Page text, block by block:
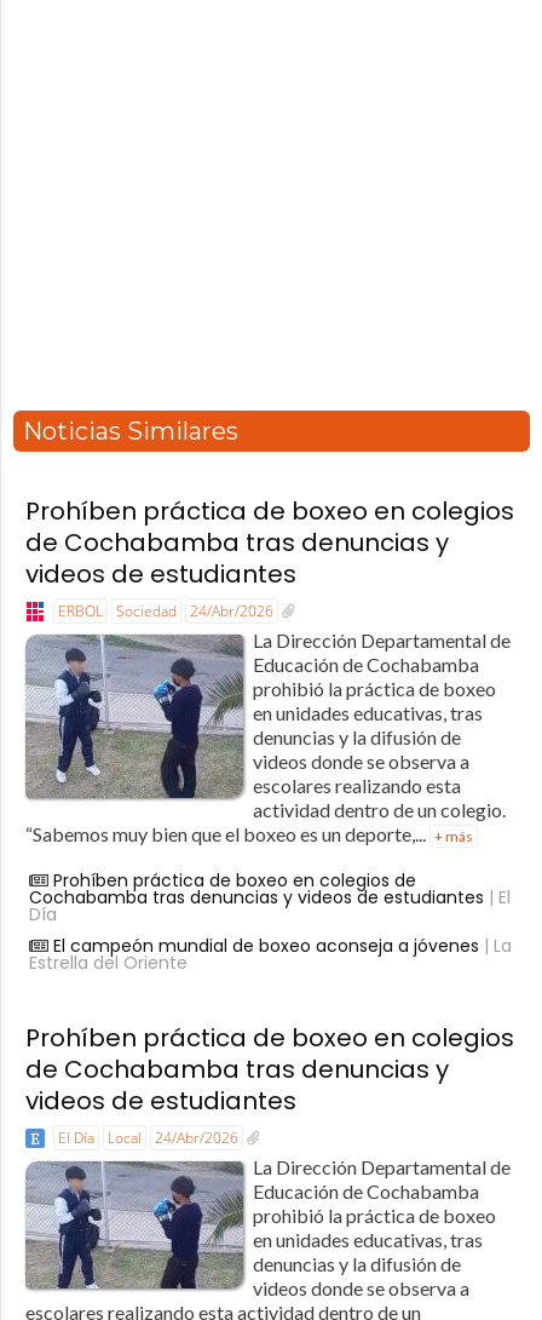
Noticias Similares
Prohíben práctica de boxeo en colegios
de Cochabamba tras denuncias y
videos de estudiantes
ERBOL Sociedad 24/Abr/2026
La Dirección Departamental de
Educación de Cochabamba
prohibió la práctica de boxeo
en unidades educativas, tras
denuncias y la difusión de
videos donde se observa a
escolares realizando esta
actividad dentro de un colegio.
“Sabemos muy bien que el boxeo es un deporte,... + más
Prohíben práctica de boxeo en colegios de
Cochabamba tras denuncias y videos de estudiantes | El
Día
El campeón mundial de boxeo aconseja a jóvenes | La
Estrella del Oriente
Prohíben práctica de boxeo en colegios
de Cochabamba tras denuncias y
videos de estudiantes
El Día Local 24/Abr/2026
La Dirección Departamental de
Educación de Cochabamba
prohibió la práctica de boxeo
en unidades educativas, tras
denuncias y la difusión de
videos donde se observa a
escolares realizando esta actividad dentro de un